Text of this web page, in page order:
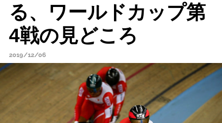
る、ワールドカップ第
4戦の見どころ
2019/12/06